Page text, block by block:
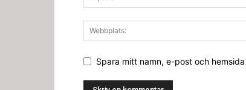
Spara mitt namn, e-post och